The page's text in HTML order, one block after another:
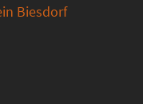
Biesdorf